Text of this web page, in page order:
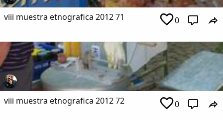
viii muestra etnografica 2012 71 0
viii muestra etnografica 2012 72 0